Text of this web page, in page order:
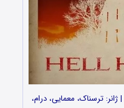
| ژانر: ترسناک، معمایی، درام،